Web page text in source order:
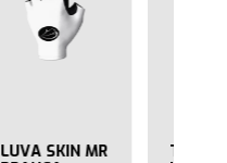
LUVA SKIN MR